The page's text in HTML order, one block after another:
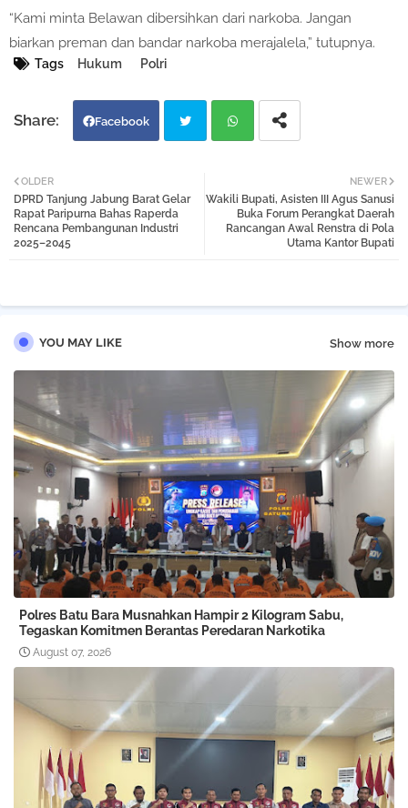
“Kami minta Belawan dibersihkan dari narkoba. Jangan
biarkan preman dan bandar narkoba merajalela,” tutupnya.
Tags Hukum Polri
Facebook
tter atsa
NEWER
Wakili Bupati, Asisten III Agus Sanusi
Buka Forum Perangkat Daerah
Rancangan Awal Renstra di Pola
Utama Kantor Bupati
OLDER
DPRD Tanjung Jabung Barat Gelar
Rapat Paripurna Bahas Raperda
Rencana Pembangunan Industri
2025–2045
YOU MAY LIKE Show more
Polres Batu Bara Musnahkan Hampir 2 Kilogram Sabu,
Tegaskan Komitmen Berantas Peredaran Narkotika
August 07, 2026